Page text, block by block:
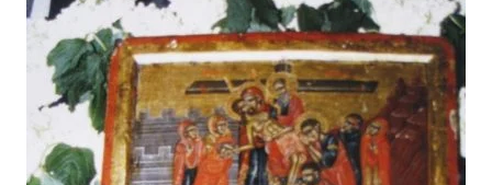
Україна Політика
Економіка Світ
Спорт Наука
Техно і зв'язок Лайт